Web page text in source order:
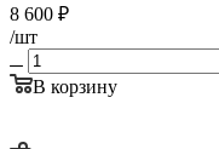
8 600 ₽
/шт
В корзину